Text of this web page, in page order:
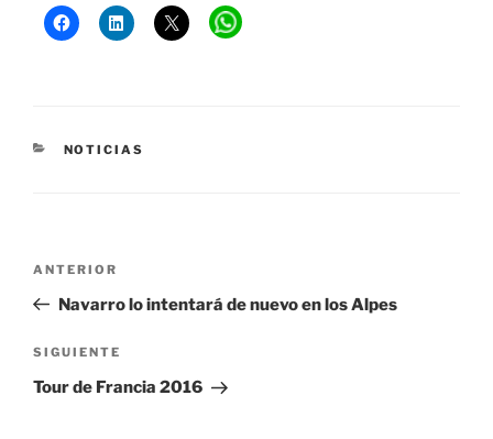
CATEGORÍAS
NOTICIAS
entradas
Entrada
anterior:
ANTERIOR
Navarro lo intentará de nuevo en los Alpes
Siguiente
entrada
SIGUIENTE
Tour de Francia 2016